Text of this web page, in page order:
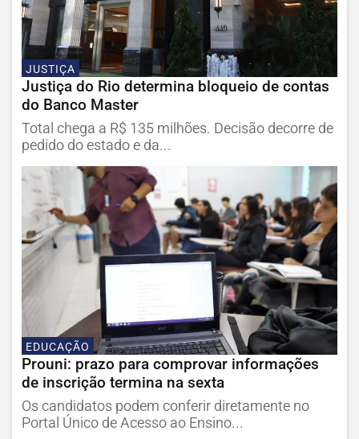
JUSTIÇA
Justiça do Rio determina bloqueio de contas
do Banco Master
Total chega a R$ 135 milhões. Decisão decorre de
pedido do estado e da...
EDUCAÇÃO
Prouni: prazo para comprovar informações
de inscrição termina na sexta
Os candidatos podem conferir diretamente no
Portal Único de Acesso ao Ensino...